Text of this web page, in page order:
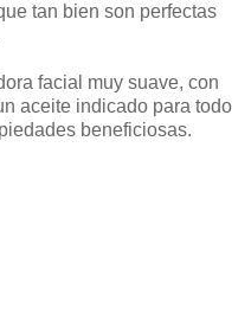
tan bien son perfectas
facial muy suave, con
aceite indicado para todo
beneficiosas.